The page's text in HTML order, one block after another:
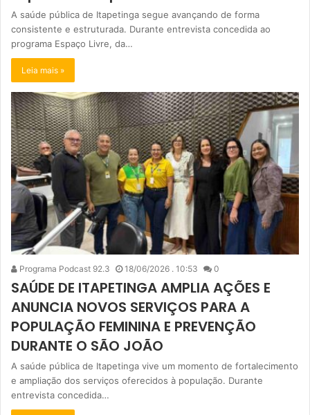
A saúde pública de Itapetinga segue avançando de forma
consistente e estruturada. Durante entrevista concedida ao
programa Espaço Livre, da…
Leia mais »
Programa Podcast 92.3 18/06/2026 . 10:53 0
SAÚDE DE ITAPETINGA AMPLIA AÇÕES E
ANUNCIA NOVOS SERVIÇOS PARA A
POPULAÇÃO FEMININA E PREVENÇÃO
DURANTE O SÃO JOÃO
A saúde pública de Itapetinga vive um momento de fortalecimento
e ampliação dos serviços oferecidos à população. Durante
entrevista concedida…